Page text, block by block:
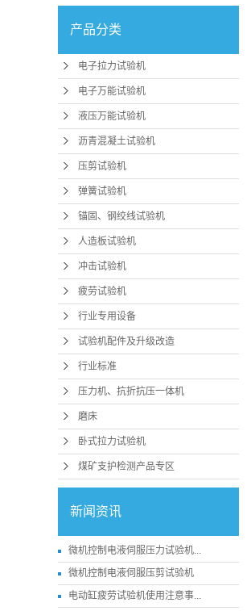
产品分类
电子拉力试验机
电子万能试验机
液压万能试验机
沥青混凝土试验机
压剪试验机
弹簧试验机
锚固、钢绞线试验机
人造板试验机
冲击试验机
疲劳试验机
行业专用设备
试验机配件及升级改造
行业标准
压力机、抗折抗压一体机
磨床
卧式拉力试验机
煤矿支护检测产品专区
新闻资讯
微机控制电液伺服压力试验机...
微机控制电液伺服压剪试验机
电动缸疲劳试验机使用注意事...